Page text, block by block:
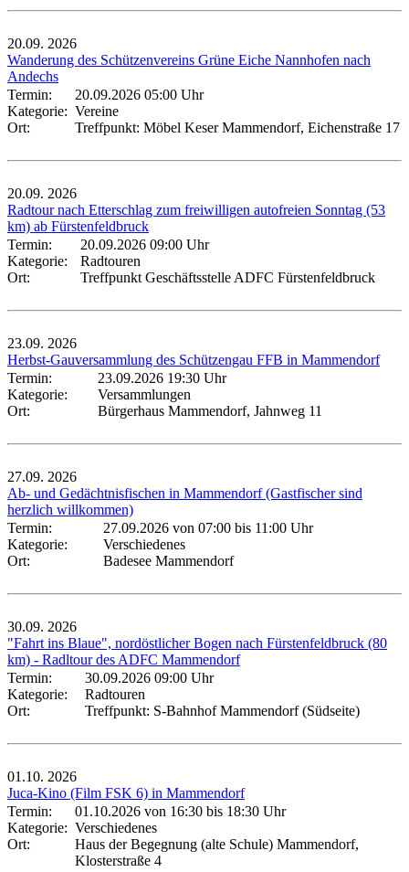
20.09. 2026
Wanderung des Schützenvereins Grüne Eiche Nannhofen nach
Andechs
Termin:
20.09.2026 05:00 Uhr
Kategorie: Vereine
Ort:
Treffpunkt: Möbel Keser Mammendorf, Eichenstraße 17
20.09. 2026
Radtour nach Etterschlag zum freiwilligen autofreien Sonntag (53
km) ab Fürstenfeldbruck
Termin:
20.09.2026 09:00 Uhr
Kategorie:
Radtouren
Ort:
Treffpunkt Geschäftsstelle ADFC Fürstenfeldbruck
23.09. 2026
Herbst-Gauversammlung des Schützengau FFB in Mammendorf
Termin:
23.09.2026 19:30 Uhr
Kategorie:
Versammlungen
Ort:
Bürgerhaus Mammendorf, Jahnweg 11
27.09. 2026
Ab- und Gedächtnisfischen in Mammendorf (Gastfischer sind
herzlich willkommen)
Termin:
27.09.2026 von 07:00 bis 11:00 Uhr
Kategorie:
Verschiedenes
Ort:
Badesee Mammendorf
30.09. 2026
"Fahrt ins Blaue", nordöstlicher Bogen nach Fürstenfeldbruck (80
km) - Radltour des ADFC Mammendorf
Termin:
30.09.2026 09:00 Uhr
Kategorie:
Radtouren
Ort:
Treffpunkt: S-Bahnhof Mammendorf (Südseite)
01.10. 2026
Juca-Kino (Film FSK 6) in Mammendorf
Termin:
01.10.2026 von 16:30 bis 18:30 Uhr
Kategorie: Verschiedenes
Ort:
Haus der Begegnung (alte Schule) Mammendorf,
Klosterstraße 4